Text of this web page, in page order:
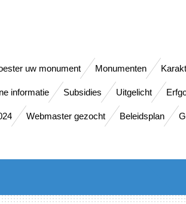
uw monument Monumenten
informatie Subsidies Uitgelicht
Webmaster gezocht Beleidsplan